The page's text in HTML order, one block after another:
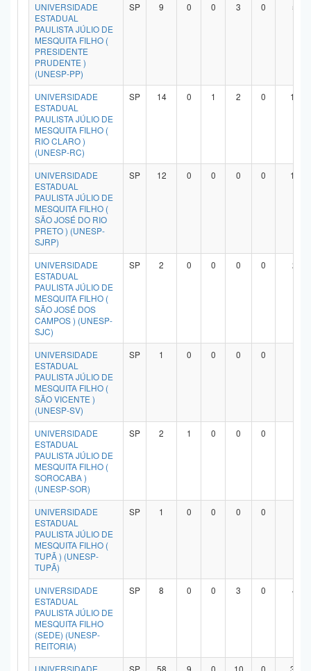
UNIVERSIDADE
ESTADUAL
PAULISTA JÚLIO DE
MESQUITA FILHO (
PRESIDENTE
PRUDENTE )
(UNESP-PP)
SP 9 0 0 3 0 5
UNIVERSIDADE
ESTADUAL
PAULISTA JÚLIO DE
MESQUITA FILHO (
RIO CLARO )
(UNESP-RC)
SP 14 0 1 2 0 10
UNIVERSIDADE
ESTADUAL
PAULISTA JÚLIO DE
MESQUITA FILHO (
SÃO JOSÉ DO RIO
PRETO ) (UNESP-
SJRP)
SP 12 0 0 0 0 11
UNIVERSIDADE
ESTADUAL
PAULISTA JÚLIO DE
MESQUITA FILHO (
SÃO JOSÉ DOS
CAMPOS ) (UNESP-
SJC)
SP 2 0 0 0 0 2
UNIVERSIDADE
ESTADUAL
PAULISTA JÚLIO DE
MESQUITA FILHO (
SÃO VICENTE )
(UNESP-SV)
SP 1 0 0 0 0
UNIVERSIDADE
ESTADUAL
PAULISTA JÚLIO DE
MESQUITA FILHO (
SOROCABA )
(UNESP-SOR)
SP 2 1 0 0 0
UNIVERSIDADE
ESTADUAL
PAULISTA JÚLIO DE
MESQUITA FILHO (
TUPÃ ) (UNESP-
TUPÃ)
SP 1 0 0 0 0
UNIVERSIDADE
ESTADUAL
PAULISTA JÚLIO DE
MESQUITA FILHO
(SEDE) (UNESP-
REITORIA)
SP 8 0 0 3 0 4
UNIVERSIDADE SP 58 9 0 10 0 37